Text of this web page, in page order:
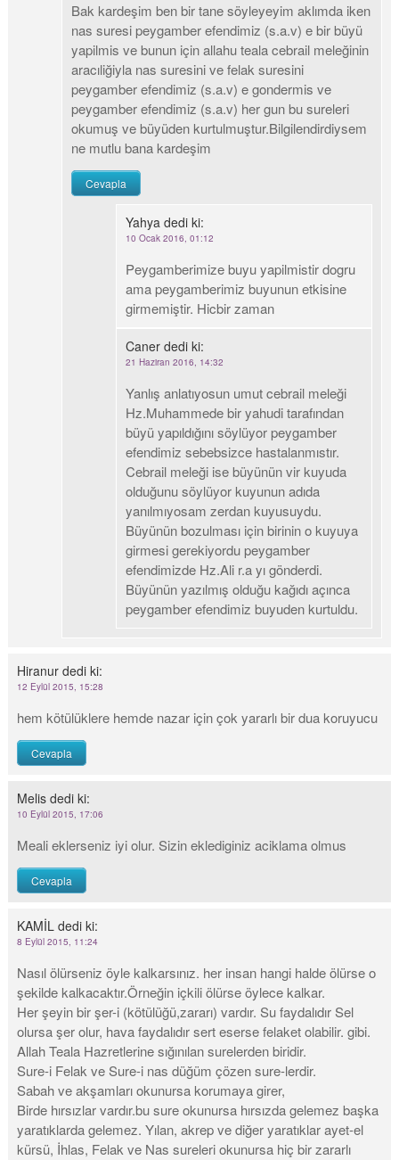
Bak kardeşim ben bir tane söyleyeyim aklımda iken
nas suresi peygamber efendimiz (s.a.v) e bir büyü
yapilmis ve bunun için allahu teala cebrail meleğinin
aracıliğiyla nas suresini ve felak suresini
peygamber efendimiz (s.a.v) e gondermis ve
peygamber efendimiz (s.a.v) her gun bu sureleri
okumuş ve büyüden kurtulmuştur.Bilgilendirdiysem
ne mutlu bana kardeşim
Cevapla
Yahya dedi ki:
10 Ocak 2016, 01:12
Peygamberimize buyu yapilmistir dogru
ama peygamberimiz buyunun etkisine
girmemiştir. Hicbir zaman
Caner dedi ki:
21 Haziran 2016, 14:32
Yanlış anlatıyosun umut cebrail meleği
Hz.Muhammede bir yahudi tarafından
büyü yapıldığını söylüyor peygamber
efendimiz sebebsizce hastalanmıstır.
Cebrail meleği ise büyünün vir kuyuda
olduğunu söylüyor kuyunun adıda
yanılmıyosam zerdan kuyusuydu.
Büyünün bozulması için birinin o kuyuya
girmesi gerekiyordu peygamber
efendimizde Hz.Ali r.a yı gönderdi.
Büyünün yazılmış olduğu kağıdı açınca
peygamber efendimiz buyuden kurtuldu.
Hiranur dedi ki:
12 Eylül 2015, 15:28
hem kötülüklere hemde nazar için çok yararlı bir dua koruyucu
Cevapla
Melis dedi ki:
10 Eylül 2015, 17:06
Meali eklerseniz iyi olur. Sizin eklediginiz aciklama olmus
Cevapla
KAMİL dedi ki:
8 Eylül 2015, 11:24
Nasıl ölürseniz öyle kalkarsınız. her insan hangi halde ölürse o
şekilde kalkacaktır.Örneğin içkili ölürse öylece kalkar.
Her şeyin bir şer-i (kötülüğü,zararı) vardır. Su faydalıdır Sel
olursa şer olur, hava faydalıdır sert eserse felaket olabilir. gibi.
Allah Teala Hazretlerine sığınılan surelerden biridir.
Sure-i Felak ve Sure-i nas düğüm çözen sure-lerdir.
Sabah ve akşamları okunursa korumaya girer,
Birde hırsızlar vardır.bu sure okunursa hırsızda gelemez başka
yaratıklarda gelemez. Yılan, akrep ve diğer yaratıklar ayet-el
kürsü, İhlas, Felak ve Nas sureleri okunursa hiç bir zararlı